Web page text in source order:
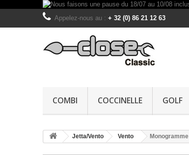
Appelez-nous au : + 32 (0) 86 21 12 63
COMBI COCCINELLE GOLF
Jetta/Vento Vento Monogramme